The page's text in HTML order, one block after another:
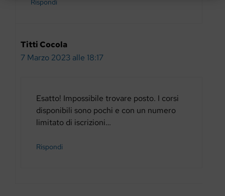
Rispondi
Titti Cocola
7 Marzo 2023 alle 18:17
Esatto! Impossibile trovare posto. I corsi
disponibili sono pochi e con un numero
limitato di iscrizioni…
Rispondi